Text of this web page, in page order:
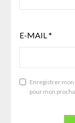
E-MAIL*
Enregistrer mon
pour mon